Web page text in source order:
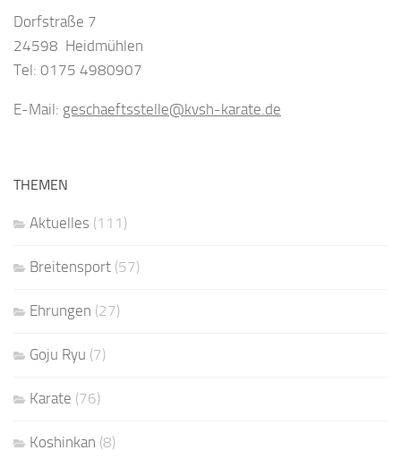
Dorfstraße 7
24598 Heidmühlen
Tel: 0175 4980907
E-Mail: geschaeftsstelle@kvsh-karate.de
THEMEN
Aktuelles (111)
Breitensport (57)
Ehrungen (27)
Goju Ryu (7)
Karate (76)
Koshinkan (8)